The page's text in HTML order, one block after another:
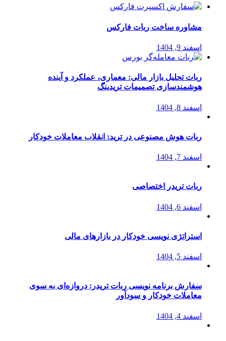
مشاوره ساخت ربات فارکس
اسفند 9, 1404
ربات تحلیل بازار مالی: معماری، عملکرد و آینده
هوشمندسازی تصمیمات تریدینگ
اسفند 8, 1404
ربات هوش مصنوعی در ترید: انقلاب معاملات خودکار
اسفند 7, 1404
ربات تریدر اختصاصی
اسفند 6, 1404
استراتژی‌ نویسی خودکار در بازارهای مالی
اسفند 5, 1404
سفارش برنامه نویسی ربات تریدر: دروازه‌ای به سوی
معاملات خودکار و سودآور
اسفند 4, 1404